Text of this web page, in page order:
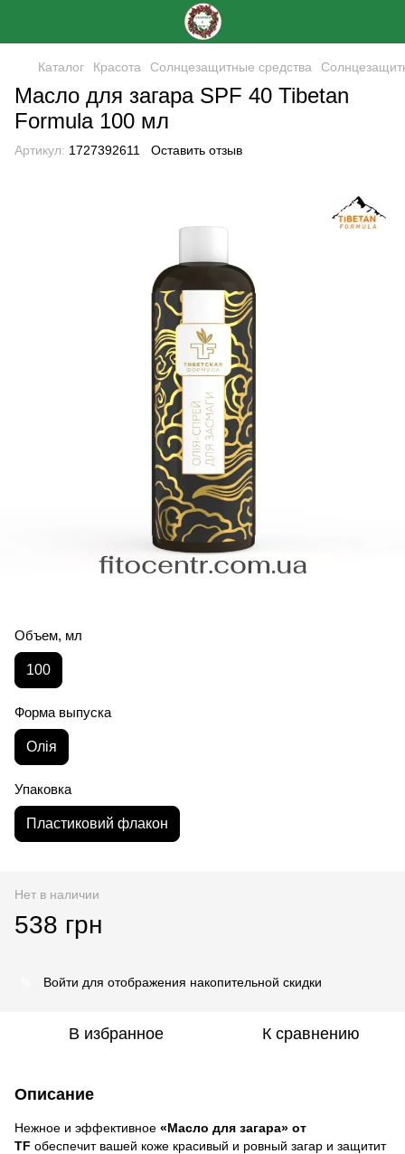
Каталог Красота Солнцезащитные средства
Масло для загара SPF 40 Tibetan
Formula 100 мл
Артикул: 1727392611 Оставить отзыв
Объем, мл
100
Форма выпуска
Олія
Упаковка
Пластиковий флакон
Нет в наличии
538 грн
Войти для отображения накопительной скидки
В избранное К сравнению
Описание
Нежное и эффективное «Масло для загара» от
TF обеспечит вашей коже красивый и ровный загар и защитит